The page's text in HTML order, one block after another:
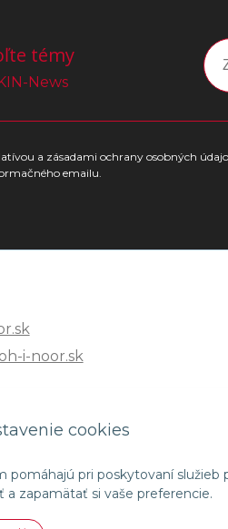
cookies
pomáhajú pri poskytovaní služieb
a zapamätať si vaše preferencie.
témy
News
a zásadami ochrany osobných
emailu.
i-noor.sk